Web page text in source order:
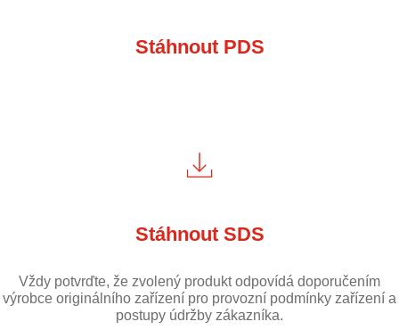
Stáhnout PDS
Stáhnout SDS
Vždy potvrďte, že zvolený produkt odpovídá doporučením
výrobce originálního zařízení pro provozní podmínky zařízení a
postupy údržby zákazníka.